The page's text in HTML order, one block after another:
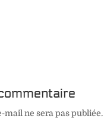
mail ne sera pas publiée.